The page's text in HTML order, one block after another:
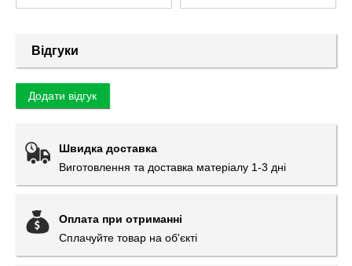
Відгуки
Додати відгук
Швидка доставка
Виготовлення та доставка матеріалу 1-3 дні
Оплата при отриманні
Сплачуйте товар на об'єкті